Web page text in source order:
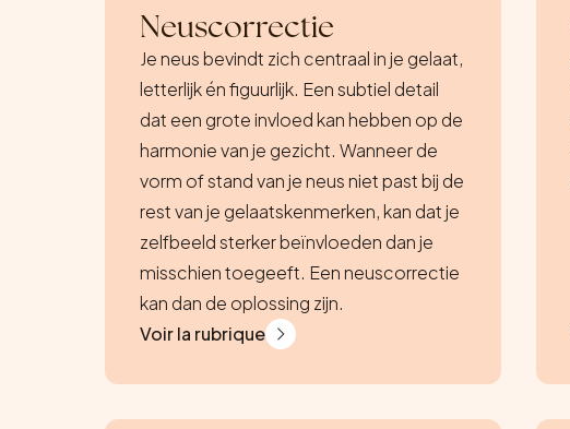
Neuscorrectie
Je neus bevindt zich centraal in je gelaat,
letterlijk én figuurlijk. Een subtiel detail
dat een grote invloed kan hebben op de
harmonie van je gezicht. Wanneer de
vorm of stand van je neus niet past bij de
rest van je gelaatskenmerken, kan dat je
zelfbeeld sterker beïnvloeden dan je
misschien toegeeft. Een neuscorrectie
kan dan de oplossing zijn.
Voir la rubrique